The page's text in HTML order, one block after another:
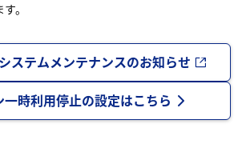
。
ステムメンテナンスのお知らせ
一時利用停止の設定はこちら